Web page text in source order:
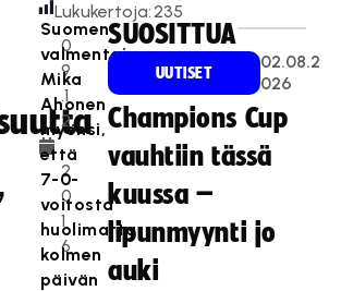
0
9
.1
2
.
2
0
1
6
Lukukertoja:235
Suomen
valmentaja
Mika
Ahonen
myönsi,
että
7-0-
voitosta
huolimatta
kolmen
päivän
SUOSITTUA
UUTISET
02.08.2
026
Champions Cup
vauhtiin tässä
kuussa –
lipunmyynti jo
auki